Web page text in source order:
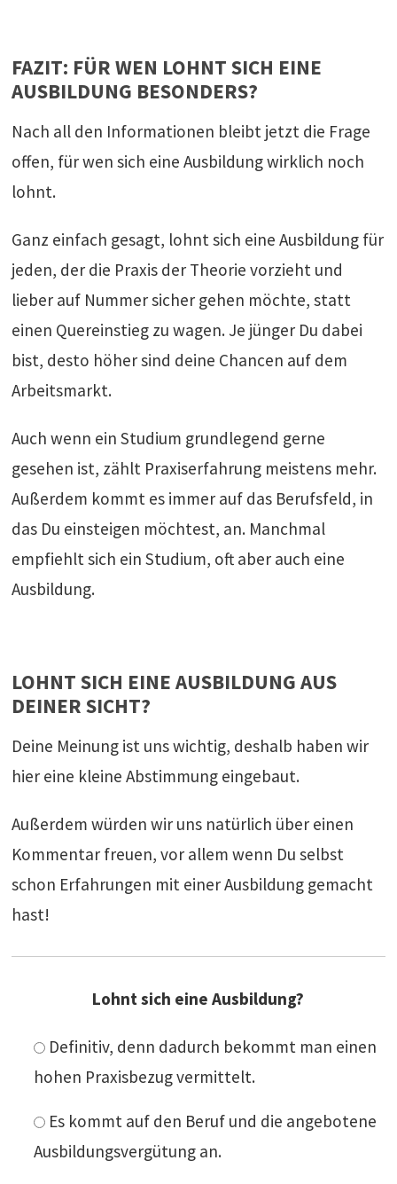
FAZIT: FÜR WEN LOHNT SICH EINE
AUSBILDUNG BESONDERS?
Nach all den Informationen bleibt jetzt die Frage
offen, für wen sich eine Ausbildung wirklich noch
lohnt.
Ganz einfach gesagt, lohnt sich eine Ausbildung für
jeden, der die Praxis der Theorie vorzieht und
lieber auf Nummer sicher gehen möchte, statt
einen Quereinstieg zu wagen. Je jünger Du dabei
bist, desto höher sind deine Chancen auf dem
Arbeitsmarkt.
Auch wenn ein Studium grundlegend gerne
gesehen ist, zählt Praxiserfahrung meistens mehr.
Außerdem kommt es immer auf das Berufsfeld, in
das Du einsteigen möchtest, an. Manchmal
empfiehlt sich ein Studium, oft aber auch eine
Ausbildung.
LOHNT SICH EINE AUSBILDUNG AUS
DEINER SICHT?
Deine Meinung ist uns wichtig, deshalb haben wir
hier eine kleine Abstimmung eingebaut.
Außerdem würden wir uns natürlich über einen
Kommentar freuen, vor allem wenn Du selbst
schon Erfahrungen mit einer Ausbildung gemacht
hast!
Lohnt sich eine Ausbildung?
Definitiv, denn dadurch bekommt man einen
hohen Praxisbezug vermittelt.
Es kommt auf den Beruf und die angebotene
Ausbildungsvergütung an.